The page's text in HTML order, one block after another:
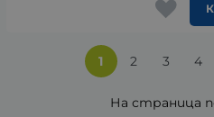
1 2 3 4
На страница